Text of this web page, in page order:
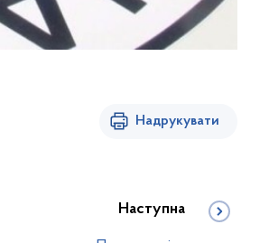
Надрукувати
Наступна